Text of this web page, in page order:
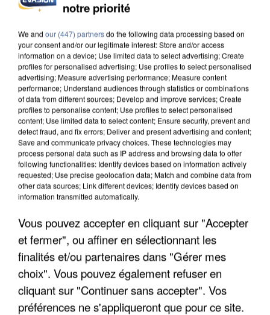
INCENDIES : L’ÎLE-DE-FRANCE LANCE UN ÉLAN
APRÈS TOUTES CES CANICULES, LES REFUGES
DE FAUNE SAUVAGE SONT...
notre priorité
We and our (447) partnersdo the following data processing based on
your consent and/or our legitimate interest: Store and/or access
information on a device; Use limited data to select advertising; Create
profiles for personalised advertising; Use profiles to select personalised
advertising; Measure advertising performance; Measure content
performance; Understand audiences through statistics or combinations
of data from different sources; Develop and improve services; Create
profiles to personalise content; Use profiles to select personalised
content; Use limited data to select content; Ensure security, prevent and
detect fraud, and fix errors; Deliver and present advertising and content;
Save and communicate privacy choices. These technologies may
process personal data such as IP address and browsing data to offer
following functionalities: Identify devices based on information actively
requested; Use precise geolocation data; Match and combine data from
other data sources; Link different devices; Identify devices based on
information transmitted automatically.
Vous pouvez accepter en cliquant sur "Accepter
et fermer", ou affiner en sélectionnant les
finalités et/ou partenaires dans "Gérer mes
choix". Vous pouvez également refuser en
cliquant sur "Continuer sans accepter". Vos
préférences ne s'appliqueront que pour ce site.